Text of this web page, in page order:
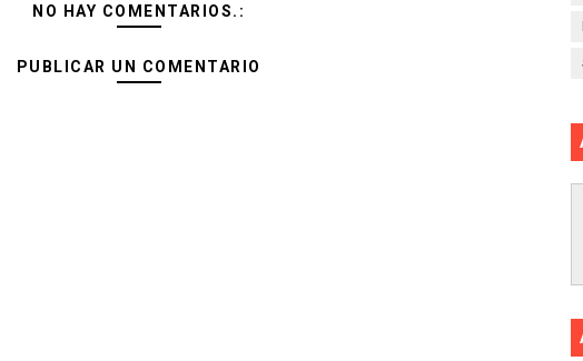
NO HAY COMENTARIOS.:
PUBLICAR UN COMENTARIO